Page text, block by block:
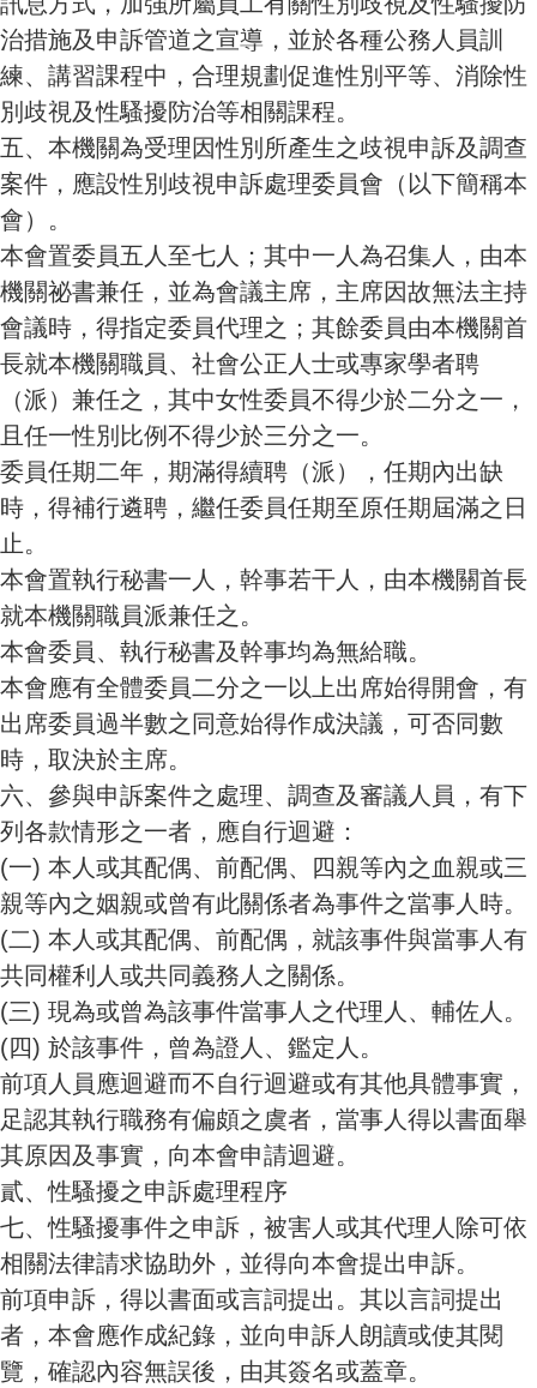
治措施及申訴管道之宣導，並於各種公務人員訓
練、講習課程中，合理規劃促進性別平等、消除性
別歧視及性騷擾防治等相關課程。
五、本機關為受理因性別所產生之歧視申訴及調查
案件，應設性別歧視申訴處理委員會（以下簡稱本
會）。
本會置委員五人至七人；其中一人為召集人，由本
機關祕書兼任，並為會議主席，主席因故無法主持
會議時，得指定委員代理之；其餘委員由本機關首
長就本機關職員、社會公正人士或專家學者聘
（派）兼任之，其中女性委員不得少於二分之一，
且任一性別比例不得少於三分之一。
委員任期二年，期滿得續聘（派），任期內出缺
時，得補行遴聘，繼任委員任期至原任期屆滿之日
止。
本會置執行秘書一人，幹事若干人，由本機關首長
就本機關職員派兼任之。
本會委員、執行秘書及幹事均為無給職。
本會應有全體委員二分之一以上出席始得開會，有
出席委員過半數之同意始得作成決議，可否同數
時，取決於主席。
六、參與申訴案件之處理、調查及審議人員，有下
列各款情形之一者，應自行迴避：
(一) 本人或其配偶、前配偶、四親等內之血親或三
親等內之姻親或曾有此關係者為事件之當事人時。
(二) 本人或其配偶、前配偶，就該事件與當事人有
共同權利人或共同義務人之關係。
(三) 現為或曾為該事件當事人之代理人、輔佐人。
(四) 於該事件，曾為證人、鑑定人。
前項人員應迴避而不自行迴避或有其他具體事實，
足認其執行職務有偏頗之虞者，當事人得以書面舉
其原因及事實，向本會申請迴避。
貳、性騷擾之申訴處理程序
七、性騷擾事件之申訴，被害人或其代理人除可依
相關法律請求協助外，並得向本會提出申訴。
前項申訴，得以書面或言詞提出。其以言詞提出
者，本會應作成紀錄，並向申訴人朗讀或使其閱
覽，確認內容無誤後，由其簽名或蓋章。